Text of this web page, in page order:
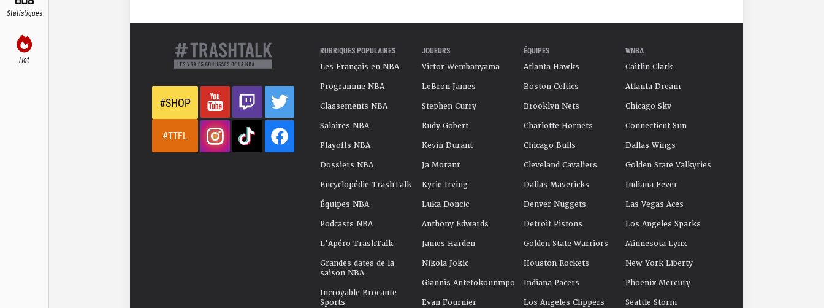
Statistiques
Hot
#SHOP
#TTFL
RUBRIQUES POPULAIRES
Les Français en NBA
Programme NBA
Classements NBA
Salaires NBA
Playoffs NBA
Dossiers NBA
Encyclopédie TrashTalk
Équipes NBA
Podcasts NBA
L'Apéro TrashTalk
Grandes dates de la
saison NBA
Incroyable Brocante
Sports
JOUEURS
Victor Wembanyama
LeBron James
Stephen Curry
Rudy Gobert
Kevin Durant
Ja Morant
Kyrie Irving
Luka Doncic
Anthony Edwards
James Harden
Nikola Jokic
Giannis Antetokounmpo
Evan Fournier
ÉQUIPES
Atlanta Hawks
Boston Celtics
Brooklyn Nets
Charlotte Hornets
Chicago Bulls
Cleveland Cavaliers
Dallas Mavericks
Denver Nuggets
Detroit Pistons
Golden State Warriors
Houston Rockets
Indiana Pacers
Los Angeles Clippers
WNBA
Caitlin Clark
Atlanta Dream
Chicago Sky
Connecticut Sun
Dallas Wings
Golden State Valkyries
Indiana Fever
Las Vegas Aces
Los Angeles Sparks
Minnesota Lynx
New York Liberty
Phoenix Mercury
Seattle Storm